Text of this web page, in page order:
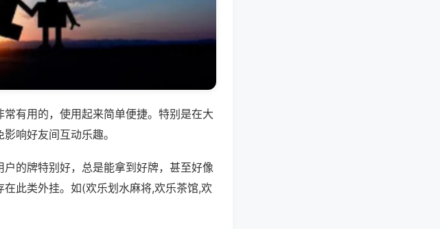
有用的，使用起来简单便捷。特别是在大
响好友间互动乐趣。
的牌特别好，总是能拿到好牌，甚至好像
此类外挂。如(欢乐划水麻将,欢乐茶馆,欢